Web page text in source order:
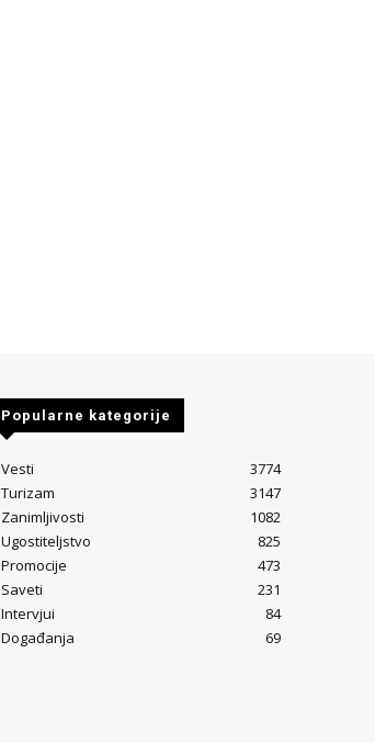
Popularne kategorije
Vesti
3774
Turizam
3147
Zanimljivosti
1082
Ugostiteljstvo
825
Promocije
473
Saveti
231
Intervjui
84
Događanja
69